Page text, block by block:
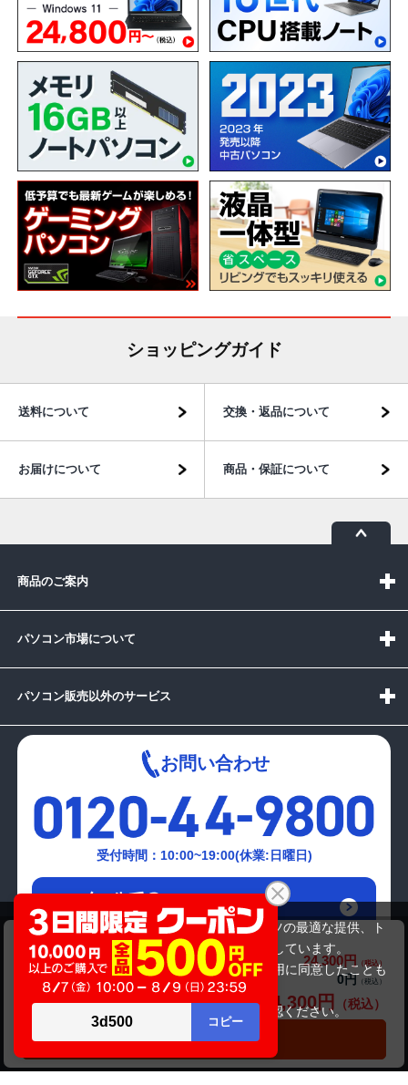
富士通 LIFEBOOK A579/A（第8世代CPU）
商品価格(税込) 24,300円
31,800円
オプション小計価格(税込)
0円
商品合計価格(税込)
24,300円
カートに入れる
ショッピングガイド
送料について 交換・返品について
お届けについて 商品・保証について
商品のご案内
パソコン市場について
パソコン販売以外のサービス
お問い合わせ
受付時間：10:00~19:00(休業:日曜日)
メールでの
お問い合わせはこちら
当サイトでは利用体験の向上およびコンテンツの最適な提供、ト
ラフィックの分析を目的としてCookieを使用しています。
サイトの閲覧を継続された場合、Cookieの利用に同意したことも
のといたします。
をご確認ください。
承諾する